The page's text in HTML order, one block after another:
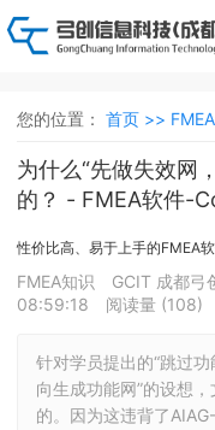
您的位置： 首页 >>
为什么“先做失效网
的？ - FMEA软件-
性价比高、易于上手的FMEA
FMEA知识 GCIT 成都弓
08:59:18
阅读量 (108)
针对学员提出的“跳过
向生成功能网”的设想
的。因为这违背了